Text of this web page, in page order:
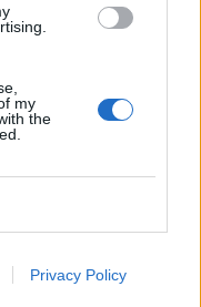
my
the
Privacy Policy
1
sono mangiata 7
caldi caldi 🤣
mangiata 7